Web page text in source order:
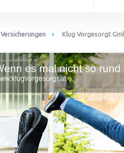
Versicherungen Klug Vorgesorgt